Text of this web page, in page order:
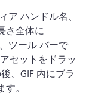
ア ハンドル名、
さ全体に
ツール バーで
セットをドラッ
、GIF 内にブラ
。